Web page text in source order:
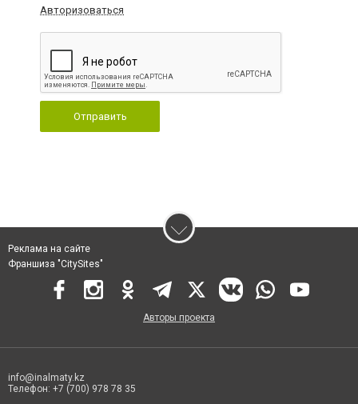
Авторизоваться
Отправить
Реклама на сайте
Франшиза "CitySites"
Авторы проекта
info@inalmaty.kz
Телефон: +7 (700) 978 78 35